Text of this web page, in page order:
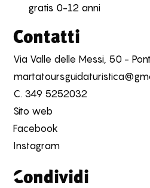
gratis 0-12 anni
Contatti
Via Valle delle Messi, 50 -
C. 349 5252032
Sito web
Facebook
Instagram
Condividi